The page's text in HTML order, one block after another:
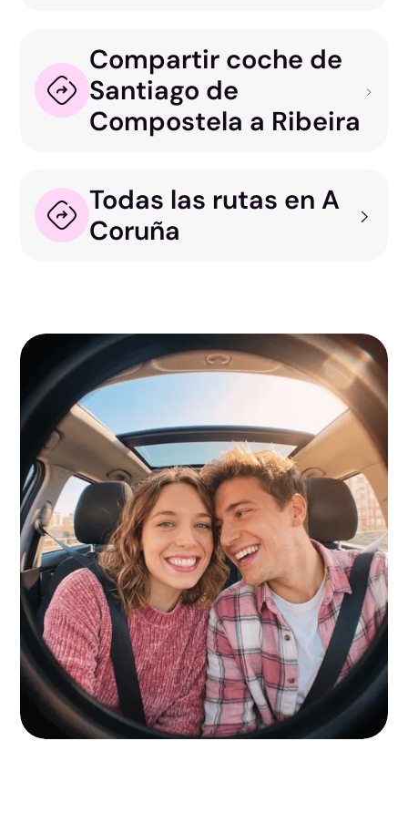
Compartir coche de
Santiago de
Compostela a Ribeira
Todas las rutas en A
Coruña